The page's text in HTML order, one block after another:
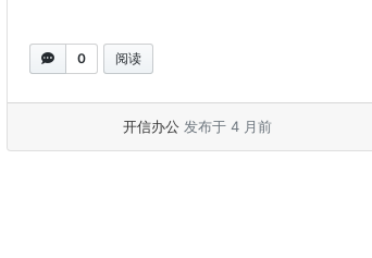
0 阅读
开信办公 发布于 4 月前